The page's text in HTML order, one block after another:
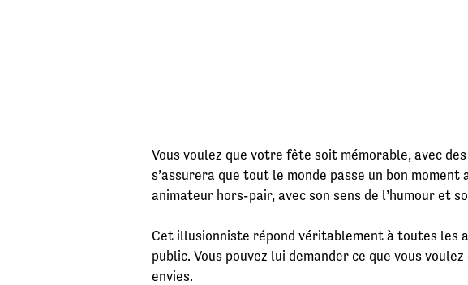
Vous voulez que votre fête soit mémorable, avec
s’assurera que tout le monde passe un bon
animateur hors-pair, avec son sens de l’humour et
Cet illusionniste répond véritablement à toutes les
public. Vous pouvez lui demander ce que vous
envies.